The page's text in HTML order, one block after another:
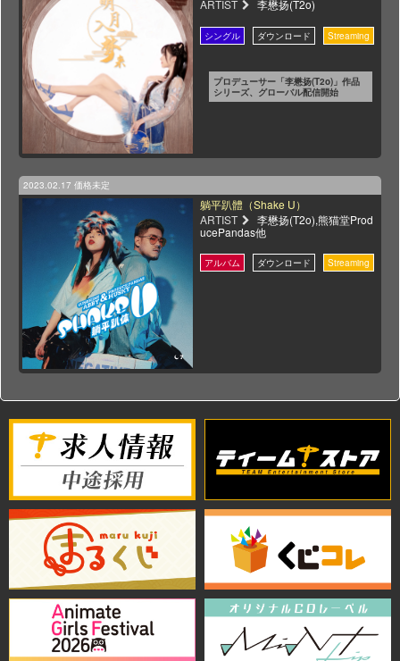
ARTIST
李懋扬(T2o)
プロデューサー「李懋扬(T2o)」作品
シリーズ、グローバル配信開始
2023.02.17 価格未定
躺平趴體（Shake U）
ARTIST
李懋扬(T2o),熊猫堂Prod
ucePandas他